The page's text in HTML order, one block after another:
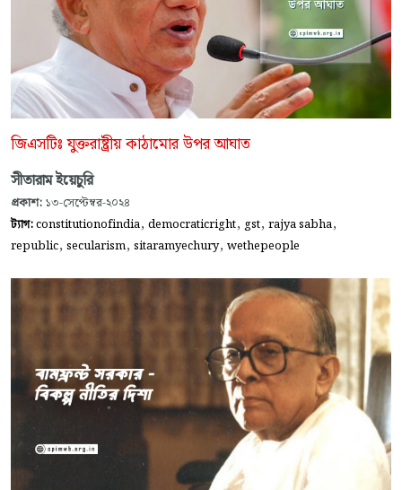
জিএসটিঃ যুক্তরাষ্ট্রীয় কাঠামোর উপর আঘাত
সীতারাম ইয়েচুরি
প্রকাশ: ১৩-সেপ্টেম্বর-২০২৪
ট্যাগ:constitutionofindia, democraticright, gst, rajya sabha,
republic, secularism, sitaramyechury, wethepeople